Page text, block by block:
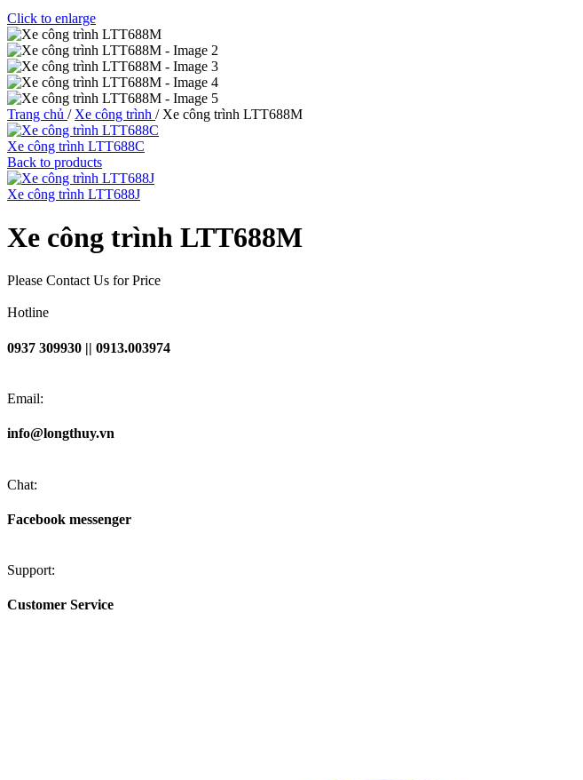
Click to enlarge
Trang chủ / Xe công trình / Xe công trình LTT688M
Xe công trình LTT688C
Back to products
Xe công trình LTT688J
Xe công trình LTT688M
Please Contact Us for Price
Hotline
0937 309930 || 0913.003974
Email:
info@longthuy.vn
Chat:
Facebook messenger
Support:
Customer Service